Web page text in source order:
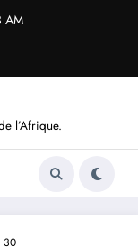
AM
l’Afrique.
30